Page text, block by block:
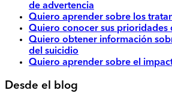
de advertencia
Quiero aprender sobre los
Quiero conocer sus prioridades
Quiero obtener información
del suicidio
Quiero aprender sobre el
Desde el blog